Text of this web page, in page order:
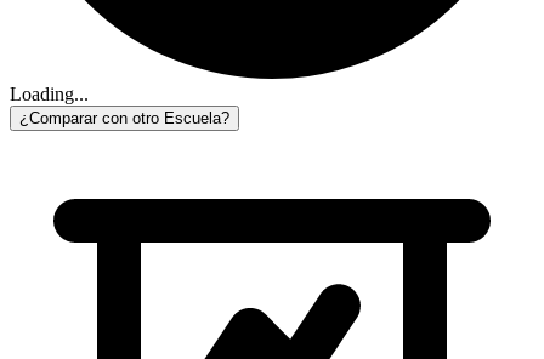
Loading...
¿Comparar con otro Escuela?